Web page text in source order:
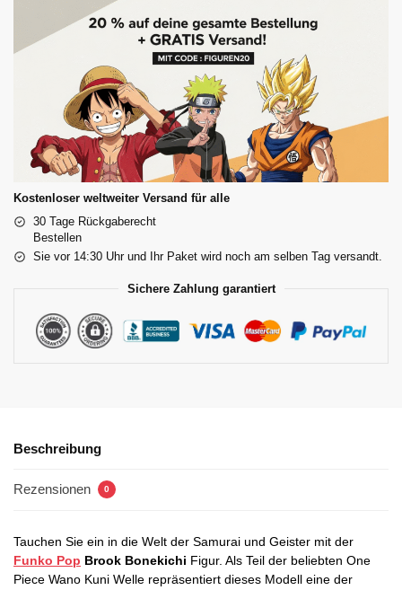
Kostenloser weltweiter Versand für alle
30 Tage Rückgaberecht
Bestellen
Sie vor 14:30 Uhr und Ihr Paket wird noch am selben Tag versandt.
Sichere Zahlung garantiert
Beschreibung
Rezensionen 0
Tauchen Sie ein in die Welt der Samurai und Geister mit der
Funko Pop Brook Bonekichi Figur. Als Teil der beliebten One
Piece Wano Kuni Welle repräsentiert dieses Modell eine der